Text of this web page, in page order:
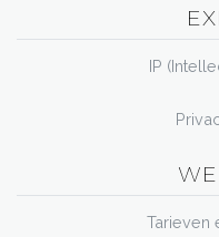
IP
Tarieven